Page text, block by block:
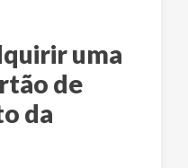
uma
de
da